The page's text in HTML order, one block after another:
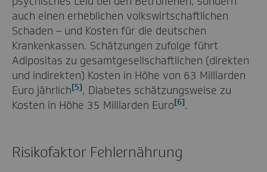
auch einen erheblichen volkswirtschaftlichen
Schaden – und Kosten für die deutschen
Krankenkassen. Schätzungen zufolge führt
Adipositas zu gesamtgesellschaftlichen (direkten
und indirekten) Kosten in Höhe von 63 Milliarden
Euro jährlich[5], Diabetes schätzungsweise zu
Kosten in Höhe 35 Milliarden Euro[6].
Risikofaktor Fehlernährung